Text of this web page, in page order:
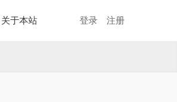
关于本站 登录 注册